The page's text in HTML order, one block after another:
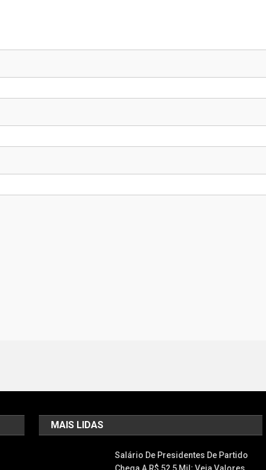
MAIS LIDAS
Salário De Presidentes De Partido